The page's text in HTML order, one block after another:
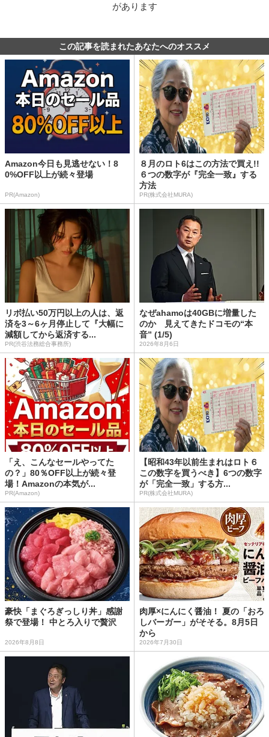
があります
この記事を読まれたあなたへのオススメ
Amazon今日も見逃せない！8
0%OFF以上が続々登場
PR(Amazon)
８月のロト6はこの方法で買え!!
６つの数字が『完全一致』する
方法
PR(株式会社MURA)
リボ払い50万円以上の人は、返
済を3～6ヶ月停止して『大幅に
減額してから返済する...
PR(渋谷法務総合事務所)
なぜahamoは40GBに増量した
のか 見えてきたドコモの“本
音” (1/5)
2026年8月6日
「え、こんなセールやってた
の？」80％OFF以上が続々登
場！Amazonの本気が...
PR(Amazon)
【昭和43年以前生まれはロト６
この数字を買うべき】6つの数字
が「完全一致」する方...
PR(株式会社MURA)
豪快「まぐろぎっしり丼」感謝
祭で登場！ 中とろ入りで贅沢
2026年8月8日
肉厚×にんにく醤油！ 夏の「おろ
しバーガー」がそそる。8月5日
から
2026年7月30日